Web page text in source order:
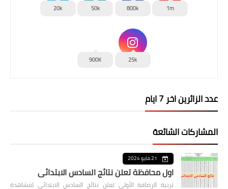
1m
800k
50k
20k
25k
900K
عدد الزائرين اخر 7 ايام
المشاركات الشائعة
21 مايو 2024
اول محافظة تعلن نتائج السادس الابتدائي
تربية الرصافة الأولى تعلن نتائج السادس الابتدائي لمشاهدة